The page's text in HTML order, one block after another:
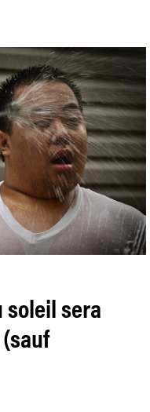
soleil sera